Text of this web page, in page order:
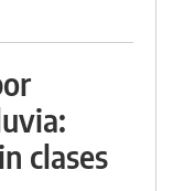
clases